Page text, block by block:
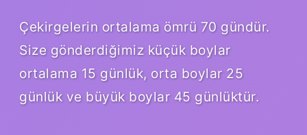
Çekirgelerin ortalama ömrü 70 gündür.
Size gönderdiğimiz küçük boylar
ortalama 15 günlük, orta boylar 25
günlük ve büyük boylar 45 günlüktür.